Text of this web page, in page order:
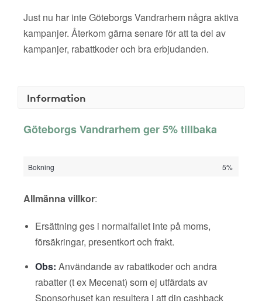
Just nu har inte Göteborgs Vandrarhem några aktiva
kampanjer. Återkom gärna senare för att ta del av
kampanjer, rabattkoder och bra erbjudanden.
Information
Göteborgs Vandrarhem ger 5% tillbaka
Bokning 5%
Allmänna villkor:
Ersättning ges i normalfallet inte på moms,
försäkringar, presentkort och frakt.
Obs: Användande av rabattkoder och andra
rabatter (t ex Mecenat) som ej utfärdats av
Sponsorhuset kan resultera i att din cashback